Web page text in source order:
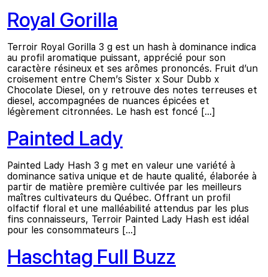
Royal Gorilla
Terroir Royal Gorilla 3 g est un hash à dominance indica
au profil aromatique puissant, apprécié pour son
caractère résineux et ses arômes prononcés. Fruit d’un
croisement entre Chem’s Sister x Sour Dubb x
Chocolate Diesel, on y retrouve des notes terreuses et
diesel, accompagnées de nuances épicées et
légèrement citronnées. Le hash est foncé […]
Painted Lady
Painted Lady Hash 3 g met en valeur une variété à
dominance sativa unique et de haute qualité, élaborée à
partir de matière première cultivée par les meilleurs
maîtres cultivateurs du Québec. Offrant un profil
olfactif floral et une malléabilité attendus par les plus
fins connaisseurs, Terroir Painted Lady Hash est idéal
pour les consommateurs […]
Haschtag Full Buzz